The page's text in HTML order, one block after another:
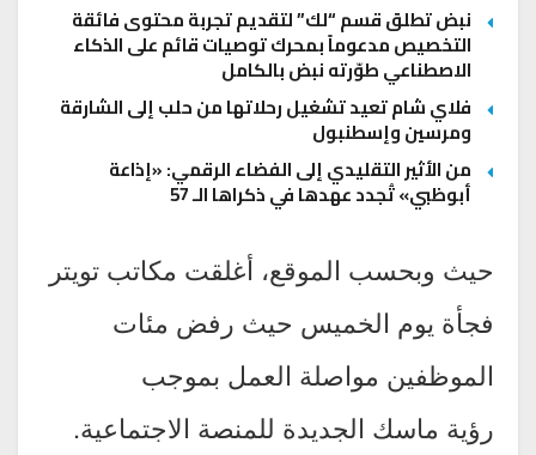
نبض تطلق قسم “لك” لتقديم تجربة محتوى فائقة
التخصيص مدعوماً بمحرك توصيات قائم على الذكاء
الاصطناعي طوّرته نبض بالكامل
فلاي شام تعيد تشغيل رحلاتها من حلب إلى الشارقة
ومرسين وإسطنبول
من الأثير التقليدي إلى الفضاء الرقمي: «إذاعة
أبوظبي» تُجدد عهدها في ذكراها الـ 57
حيث وبحسب الموقع، أغلقت مكاتب تويتر
فجأة يوم الخميس حيث رفض مئات
الموظفين مواصلة العمل بموجب
رؤية ماسك الجديدة للمنصة الاجتماعية.